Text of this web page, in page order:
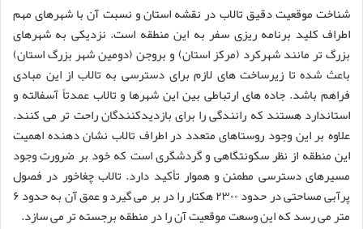
شناخت موقعیت دقیق تالاب در نقشه استان و نسبت آن با شهرهای مهم
اطراف کلید برنامه ریزی سفر به این منطقه است. نزدیکی به شهرهای
بزرگ تر مانند شهرکرد (مرکز استان) و بروجن (دومین شهر بزرگ استان)
باعث شده تا زیرساخت های لازم برای دسترسی به تالاب از این مبادی
فراهم باشد. جاده های ارتباطی بین این شهرها و تالاب عمدتاً آسفالته و
استاندارد هستند که رانندگی را برای بازدیدکنندگان راحت تر می کنند.
علاوه بر این وجود روستاهای متعدد در اطراف تالاب نشان دهنده اهمیت
این منطقه از نظر سکونتگاهی و گردشگری است که خود بر ضرورت وجود
مسیرهای دسترسی مطمئن و هموار تأکید دارد. تالاب چغاخور در فصول
پرآبی مساحتی در حدود ۲۳۰۰ هکتار را در بر می گیرد و عمق آن به حدود ۶
متر می رسد که این وسعت موقعیت آن را در منطقه برجسته تر می سازد.